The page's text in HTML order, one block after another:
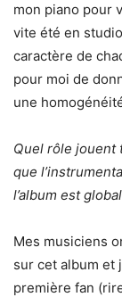
mon piano pour
vite été en
caractère de
pour moi de
une
Quel rôle jouent
que
l’album est
Mes musiciens
sur cet album et
première fan